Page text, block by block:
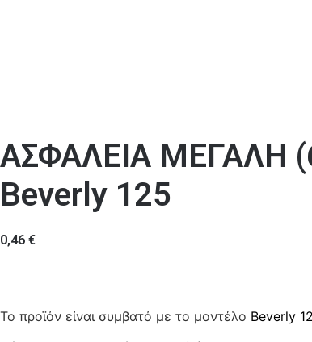
ΑΣΦΑΛΕΙΑ ΜΕΓΑΛΗ
Beverly 125
0,46 €
Το προϊόν είναι συμβατό με το μοντέλο Beverly